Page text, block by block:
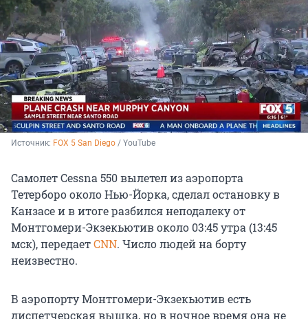
Источник: FOX 5 San Diego / YouTube
Самолет Cessna 550 вылетел из аэропорта
Тетерборо около Нью-Йорка, сделал остановку в
Канзасе и в итоге разбился неподалеку от
Монтгомери-Экзекьютив около 03:45 утра (13:45
мск), передаетCNN. Число людей на борту
неизвестно.
В аэропорту Монтгомери-Экзекьютив есть
диспетчерская вышка, но в ночное время она не